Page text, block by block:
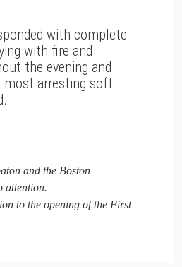
with complete
with fire and
the evening and
arresting soft
and the Boston
attention.
to the opening of the First